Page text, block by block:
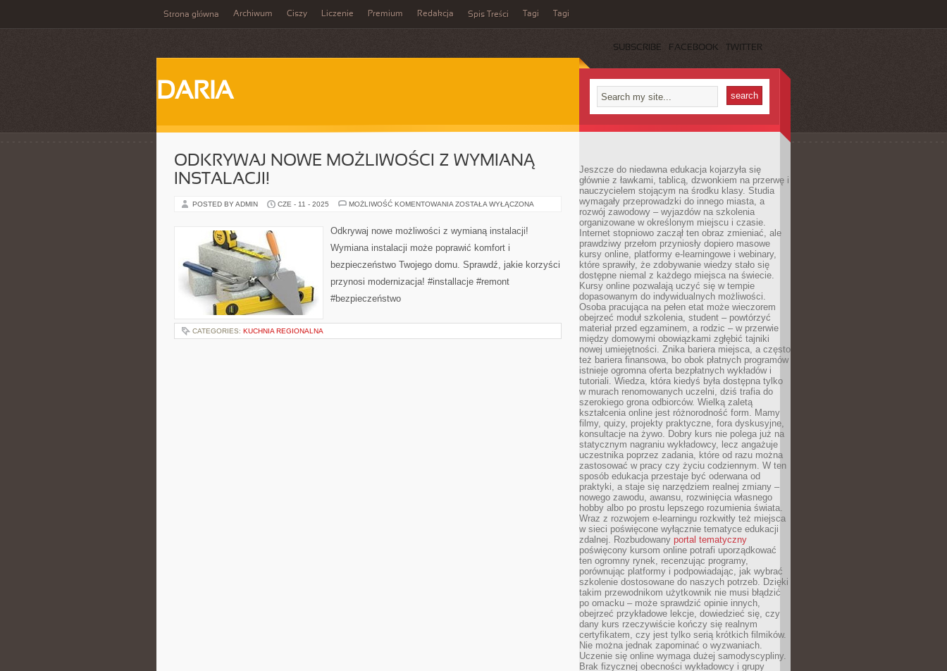
Strona główna Archiwum Ciszy Liczenie Premium Redakcja Spis Treści Tagi Tagi
SUBSCRIBE FACEBOOK TWITTER
DARIA
ODKRYWAJ NOWE MOŻLIWOŚCI Z WYMIANĄ
INSTALACJI!
POSTED BY ADMIN CZE - 11 - 2025 MOŻLIWOŚĆ KOMENTOWANIA ODKRYWAJ
WYMIANĄ
ZOSTAŁA WYŁĄCZONA
Odkrywaj nowe możliwości z wymianą instalacji!
Wymiana instalacji może poprawić komfort i
bezpieczeństwo Twojego domu. Sprawdź, jakie korzyści
przynosi modernizacja! #installacje #remont
#bezpieczeństwo
CATEGORIES: KUCHNIA REGIONALNA
Jeszcze do niedawna edukacja kojarzyła się
głównie z ławkami, tablicą, dzwonkiem na przerwę i
nauczycielem stojącym na środku klasy. Studia
wymagały przeprowadzki do innego miasta, a
rozwój zawodowy – wyjazdów na szkolenia
organizowane w określonym miejscu i czasie.
Internet stopniowo zaczął ten obraz zmieniać, ale
prawdziwy przełom przyniosły dopiero masowe
kursy online, platformy e-learningowe i webinary,
które sprawiły, że zdobywanie wiedzy stało się
dostępne niemal z każdego miejsca na świecie.
Kursy online pozwalają uczyć się w tempie
dopasowanym do indywidualnych możliwości.
Osoba pracująca na pełen etat może wieczorem
obejrzeć moduł szkolenia, student – powtórzyć
materiał przed egzaminem, a rodzic – w przerwie
między domowymi obowiązkami zgłębić tajniki
nowej umiejętności. Znika bariera miejsca, a często
też bariera finansowa, bo obok płatnych programów
istnieje ogromna oferta bezpłatnych wykładów i
tutoriali. Wiedza, która kiedyś była dostępna tylko
w murach renomowanych uczelni, dziś trafia do
szerokiego grona odbiorców. Wielką zaletą
kształcenia online jest różnorodność form. Mamy
filmy, quizy, projekty praktyczne, fora dyskusyjne,
konsultacje na żywo. Dobry kurs nie polega już na
statycznym nagraniu wykładowcy, lecz angażuje
uczestnika poprzez zadania, które od razu można
zastosować w pracy czy życiu codziennym. W ten
sposób edukacja przestaje być oderwana od
praktyki, a staje się narzędziem realnej zmiany –
nowego zawodu, awansu, rozwinięcia własnego
hobby albo po prostu lepszego rozumienia świata.
Wraz z rozwojem e-learningu rozkwitły też miejsca
w sieci poświęcone wyłącznie tematyce edukacji
zdalnej. Rozbudowany portal tematyczny
poświęcony kursom online potrafi uporządkować
ten ogromny rynek, recenzując programy,
porównując platformy i podpowiadając, jak wybrać
szkolenie dostosowane do naszych potrzeb. Dzięki
takim przewodnikom użytkownik nie musi błądzić
po omacku – może sprawdzić opinie innych,
obejrzeć przykładowe lekcje, dowiedzieć się, czy
dany kurs rzeczywiście kończy się realnym
certyfikatem, czy jest tylko serią krótkich filmików.
Nie można jednak zapominać o wyzwaniach.
Uczenie się online wymaga dużej samodyscypliny.
Brak fizycznej obecności wykładowcy i grupy